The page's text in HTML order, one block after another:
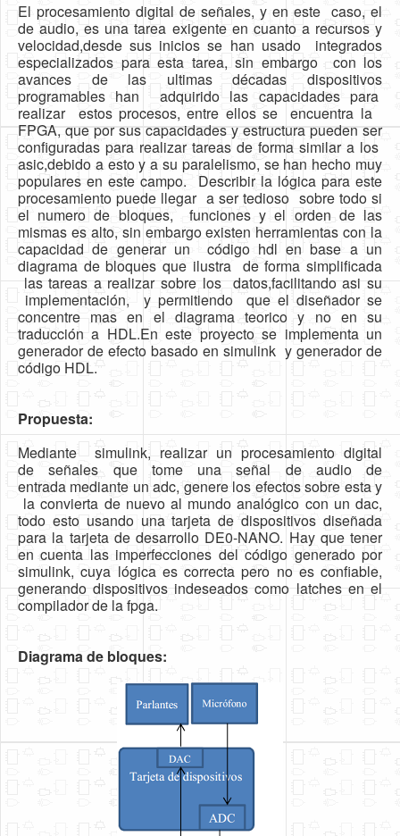
Projects
Simple Video Game
Wav player
Accelerometer Vpython
Mandelbrot
PS2 Controller Interface
PC Engine
N64 Controller Module
PSP Screen
Software
Coding USB-Serial using Android Studio
Retro
OS
Misc
Legacy
About us
Donate
Contact Us
El procesamiento digital de señales, y en este caso, el
de audio, es una tarea exigente en cuanto a recursos y
velocidad,desde sus inicios se han usado
integrados
especializados para esta tarea, sin embargo
con los
avances de las ultimas décadas dispositivos
programables han adquirido las capacidades para
realizar estos procesos, entre ellos se encuentra la
FPGA, que por sus capacidades y estructura pueden ser
configuradas para realizar tareas de forma similar a los
asic,debido a esto y a su paralelismo, se han hecho muy
populares en este campo.
Describir la lógica para este
procesamiento puede llegar a ser tedioso sobre todo si
el numero de bloques,
funciones y el orden de las
mismas es alto, sin embargo existen herramientas con la
capacidad de generar un
código hdl en base a un
diagrama de bloques que ilustra de forma simplificada
las tareas a realizar sobre los datos,facilitando asi su
implementación, y permitiendo
que el diseñador se
concentre mas en el diagrama teorico y no en su
traducción a HDL.En este proyecto se implementa un
generador de efecto basado en simulink y generador de
código HDL.
Propuesta:
Mediante simulink, realizar un procesamiento digital
de señales que tome una señal de audio de
entrada mediante un adc, genere los efectos sobre esta y
la convierta de nuevo al mundo analógico con un dac,
todo esto usando una tarjeta de dispositivos diseñada
para la tarjeta de desarrollo DE0-NANO. Hay que tener
en cuenta las imperfecciones del código generado por
simulink, cuya lógica es correcta pero no es confiable,
generando dispositivos indeseados como latches en el
compilador de la fpga.
Diagrama de bloques: